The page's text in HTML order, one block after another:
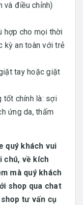
và điều chỉnh)
hợp cho mọi thời
kỳ an toàn với trẻ
tay hoặc giặt
tốt chính là: sợi
ứng da, thấm
quý khách vui
chú, về kích
mà quý khách
shop qua chat
tư vấn cụ